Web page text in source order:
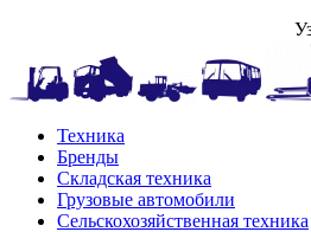
Техника
Бренды
Складская техника
Грузовые автомобили
Сельскохозяйственная техника